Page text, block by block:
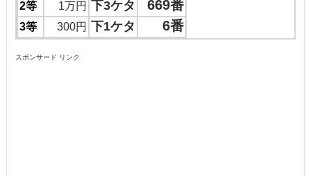
2等 1万円 下3ケタ 669番
3等 300円 下1ケタ 6番
スポンサード リンク